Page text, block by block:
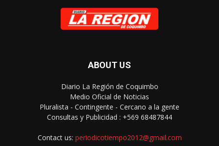
ABOUT US
Diario La Región de Coquimbo
Medio Oficial de Noticias
Pluralista - Contingente - Cercano a la gente
Consultas y Publicidad : +569 68487844
Contact us: periodicotiempo2012@gmail.com